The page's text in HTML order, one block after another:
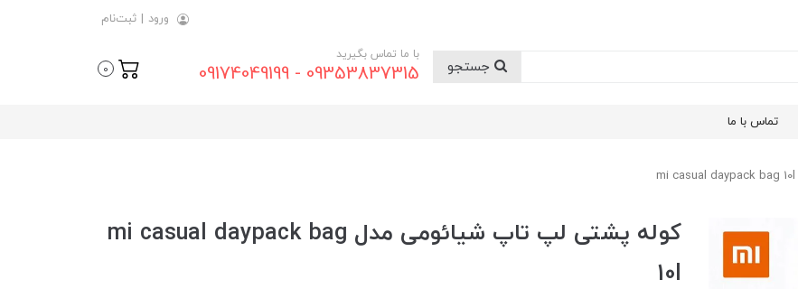
ورود | ثبت‌نام
با ما تماس بگیرید
09353837315 - 09174049199
0
تماس با ما
کوله پشتی لپ تاپ شیائومی مدل mi casual daypack bag
10l